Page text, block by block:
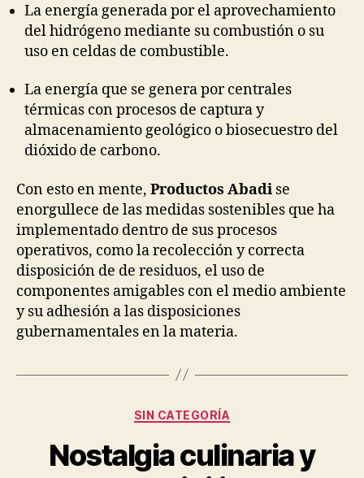
La energía generada por el aprovechamiento
del hidrógeno mediante su combustión o su
uso en celdas de combustible.
La energía que se genera por centrales
térmicas con procesos de captura y
almacenamiento geológico o biosecuestro del
dióxido de carbono.
Con esto en mente, Productos Abadi se
enorgullece de las medidas sostenibles que ha
implementado dentro de sus procesos
operativos, como la recolección y correcta
disposición de de residuos, el uso de
componentes amigables con el medio ambiente
y su adhesión a las disposiciones
gubernamentales en la materia.
Categorías
SIN CATEGORÍA
Nostalgia culinaria y